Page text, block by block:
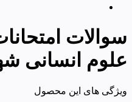
سوالات
علوم انسانی
ویژگی های این محصول